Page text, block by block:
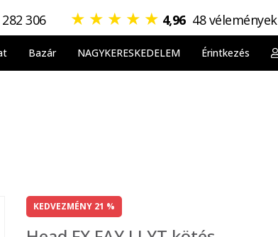
306 ★ ★ ★ ★ ★ 4,96 48 vélemények
Bazár NAGYKERESKEDELEM Érintkezés
KEDVEZMÉNY 21 %